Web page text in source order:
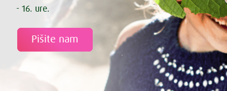
- 16. ure.
Pišite nam